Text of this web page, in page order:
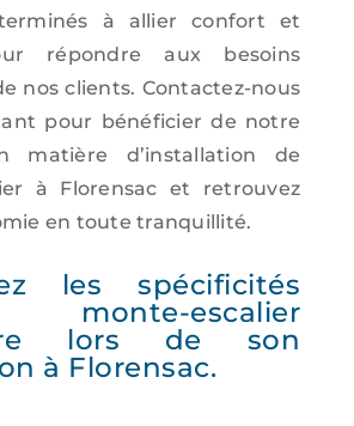
à allier confort et
répondre aux besoins
nos clients. Contactez-nous
pour bénéficier de notre
matière d’installation de
à Florensac et retrouvez
en toute tranquillité.
les spécificités
escalier
lors de son
à Florensac.